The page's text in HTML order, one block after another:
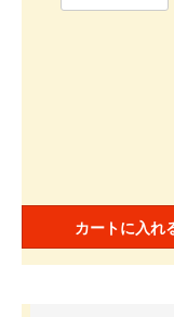
カートに入れ